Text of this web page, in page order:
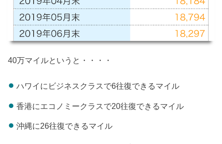
40万マイルというと・・・・
ハワイにビジネスクラスで6往復できるマイル
香港にエコノミークラスで20往復できるマイル
沖縄に26往復できるマイル